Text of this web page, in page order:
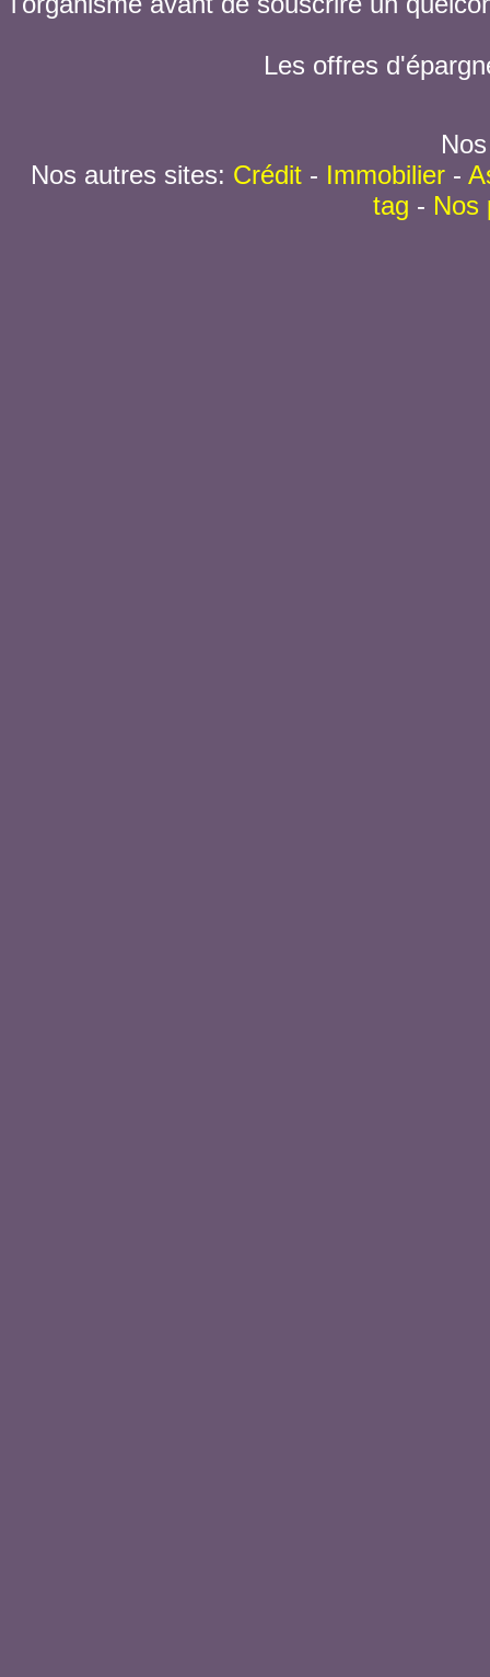
Les offres
Nos autres sites: Crédit- Immobilier-
tag - Nos